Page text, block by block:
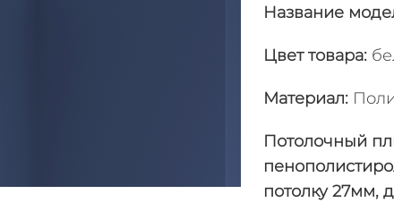
Название
Цвет товара:
Материал:
Потолочный
потолку 27мм,